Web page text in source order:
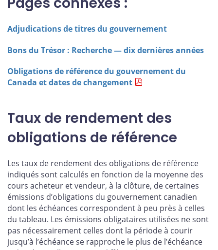
Adjudications de titres du gouvernement
Bons du Trésor : Recherche — dix dernières années
Obligations de référence du gouvernement du
Canada et dates de changement
Taux de rendement des
obligations de référence
Les taux de rendement des obligations de référence
indiqués sont calculés en fonction de la moyenne des
cours acheteur et vendeur, à la clôture, de certaines
émissions d’obligations du gouvernement canadien
dont les échéances correspondent à peu près à celles
du tableau. Les émissions obligataires utilisées ne sont
pas nécessairement celles dont la période à courir
jusqu’à l’échéance se rapproche le plus de l’échéance